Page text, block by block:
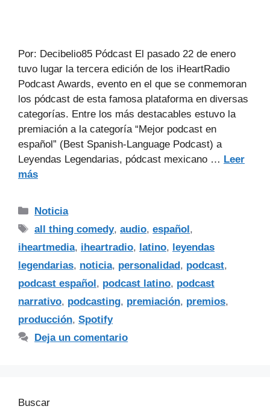
Por: Decibelio85 Pódcast El pasado 22 de enero
tuvo lugar la tercera edición de los iHeartRadio
Podcast Awards, evento en el que se conmemoran
los pódcast de esta famosa plataforma en diversas
categorías. Entre los más destacables estuvo la
premiación a la categoría “Mejor podcast en
español” (Best Spanish-Language Podcast) a
Leyendas Legendarias, pódcast mexicano … Leer
más
Noticia
all thing comedy,audio,español,
iheartmedia, iheartradio, latino, leyendas
legendarias, noticia, personalidad, podcast,
podcast español, podcast latino, podcast
narrativo, podcasting, premiación, premios,
producción, Spotify
Deja un comentario
Buscar